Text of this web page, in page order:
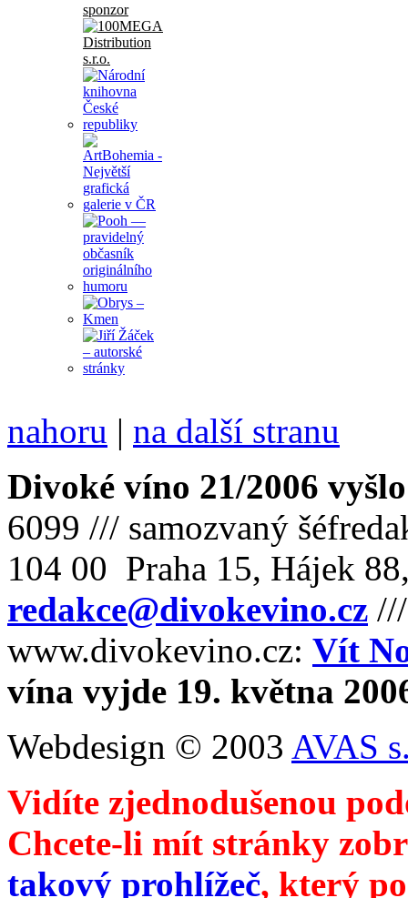
sponzor
nahoru | na další stranu
Divoké víno 21/2006
6099 /// samozvaný
104 00 Praha 15, Hájek
redakce@divokevino.cz
www.divokevino.cz: Vít
vína vyjde 19. května
Webdesign © 2003 AVAS
Vidíte zjednodušenou
Chcete-li mít stránky
takový prohlížeč, který